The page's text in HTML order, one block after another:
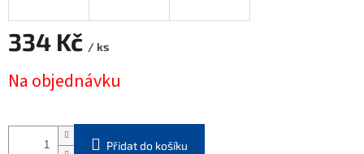
334 Kč / ks
cena:
Na objednávku
Přidat do košíku